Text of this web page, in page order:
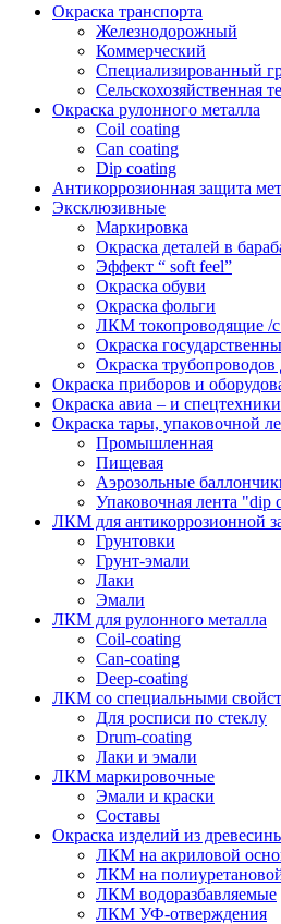
Окраска транспорта
Железнодорожный
Коммерческий
Специализированный
Сельскохозяйственная
Окраска рулонного металла
Coil coating
Can coating
Dip coating
Антикоррозионная защита
Эксклюзивные
Маркировка
Окраска деталей в
Эффект “ soft feel”
Окраска обуви
Окраска фольги
ЛКМ токопроводящие /
Окраска
Окраска
Окраска приборов и
Окраска авиа – и спецтехники
Окраска тары, упаковочной
Промышленная
Пищевая
Аэрозольные
Упаковочная лента "dip
ЛКМ для антикоррозионной
Грунтовки
Грунт-эмали
Лаки
Эмали
ЛКМ для рулонного металла
Coil-coating
Can-coating
Deep-coating
ЛКМ со специальными
Для росписи по стеклу
Drum-coating
Лаки и эмали
ЛКМ маркировочные
Эмали и краски
Составы
Окраска изделий из
ЛКМ на акриловой
ЛКМ на
ЛКМ водоразбавляемые
ЛКМ УФ-отверждения